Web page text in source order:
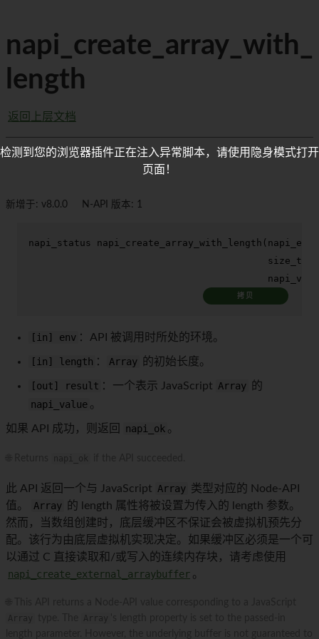
napi_create_array_with_
length
返回上层文档
新增于: v8.0.0 N-API 版本: 1
napi_status napi_create_array_with_length (napi_env
size_t
拷贝
[in] env ：API 被调用时所处的环境。
[in] length ： Array 的初始长度。
[out] result ：一个表示 JavaScript Array
的
napi_value 。
如果 API 成功，则返回 napi_ok 。
此 API 返回一个与 JavaScript Array 类型对应的 Node-API
值。
Array 的 length 属性将被设置为传入的 length 参数。
然而，当数组创建时，底层缓冲区不保证会被虚拟机预先分
配。该行为由底层虚拟机实现决定。如果缓冲区必须是一个可
以通过 C 直接读取和/或写入的连续内存块，请考虑使用
napi_create_external_arraybuffer 。
检测到您的浏览器插件正在注入异常脚本，请使用隐身模式打开
页面！